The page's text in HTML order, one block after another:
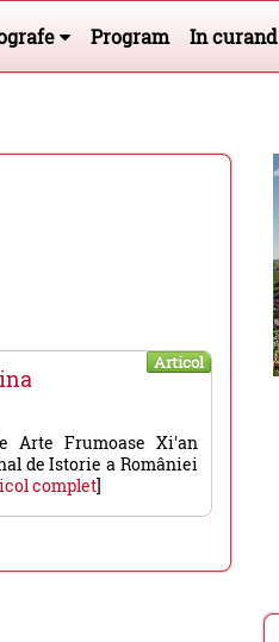
Program In curand
Articol
Arte Frumoase Xi'an
de Istorie a României
complet]